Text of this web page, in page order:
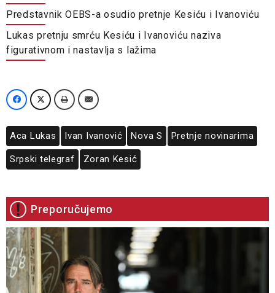
Predstavnik OEBS-a osudio pretnje Kesiću i Ivanoviću
Lukas pretnju smrću Kesiću i Ivanoviću naziva
figurativnom i nastavlja s lažima
Aca Lukas Ivan Ivanović Nova S Pretnje novinarima
Srpski telegraf Zoran Kesić
Preporučujemo